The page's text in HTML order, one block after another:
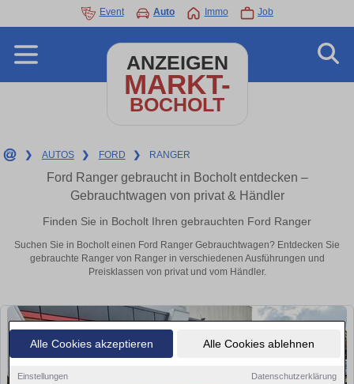
Alle Cookies akzeptieren Alle Cookies ablehnen
Einstellungen Datenschutzerklärung
Event Auto Immo Job
ANZEIGEN
MARKT-
BOCHOLT
❯ AUTOS ❯ FORD ❯ RANGER
Ford Ranger gebraucht in Bocholt entdecken –
Gebrauchtwagen von privat & Händler
Finden Sie in Bocholt Ihren gebrauchten Ford Ranger
Suchen Sie in Bocholt einen Ford Ranger Gebrauchtwagen? Entdecken Sie
gebrauchte Ranger von Ranger in verschiedenen Ausführungen und
Preisklassen von privat und vom Händler.